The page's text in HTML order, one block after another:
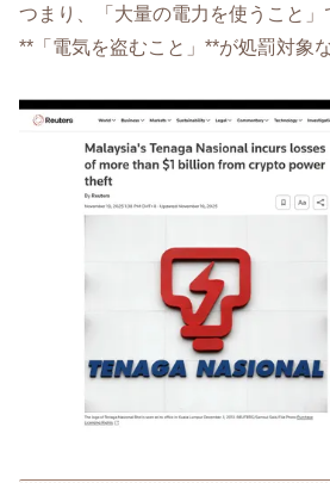
つまり、「大量の電力を使うこと」
**「電気を盗むこと」**が処罰対象